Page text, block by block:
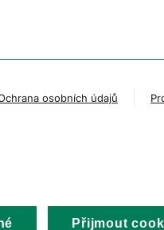
osobních údajů
Přijmout